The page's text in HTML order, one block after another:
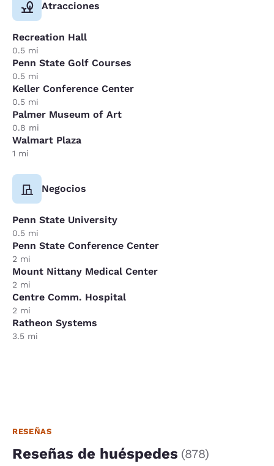
Atracciones
Recreation Hall
0.5 mi
Penn State Golf Courses
0.5 mi
Keller Conference Center
0.5 mi
Palmer Museum of Art
0.8 mi
Walmart Plaza
1 mi
Negocios
Penn State University
0.5 mi
Penn State Conference Center
2 mi
Mount Nittany Medical Center
2 mi
Centre Comm. Hospital
2 mi
Ratheon Systems
3.5 mi
RESEÑAS
Reseñas de huéspedes (878)